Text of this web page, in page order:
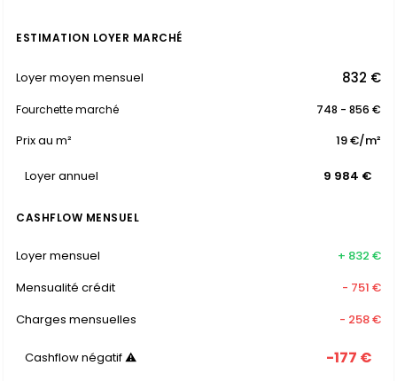
ESTIMATION LOYER MARCHÉ
Loyer moyen mensuel 832 €
Fourchette marché 748 - 856 €
Prix au m² 19 €/m²
Loyer annuel 9 984 €
CASHFLOW MENSUEL
Loyer mensuel
+ 832 €
Mensualité crédit
- 751 €
Charges mensuelles
- 258 €
Cashflow négatif ⚠ -177 €